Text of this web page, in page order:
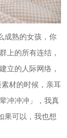
成熟的女孩，你
上的所有连结，
立的人际网络，
材的时候，亲耳
冲冲冲」，我真
果可以，我也想